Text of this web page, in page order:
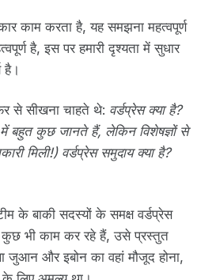
काम करता है, यह समझना महत्वपूर्ण
है, इस पर हमारी दृश्यता में सुधार
है।
से सीखना चाहते थे: वर्डप्रेस क्या है?
बहुत कुछ जानते हैं, लेकिन विशेषज्ञों से
मिली!) वर्डप्रेस समुदाय क्या है?
के बाकी सदस्यों के समक्ष वर्डप्रेस
कुछ भी काम कर रहे हैं, उसे प्रस्तुत
जुआन और इबोन का वहां मौजूद होना,